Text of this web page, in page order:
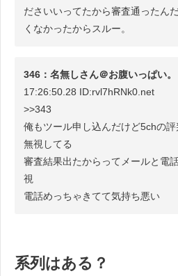
ださいいってたから審査通ったん
くなかったからスルー。
346：名無しさん＠お腹いっぱい
17:26:50.28 ID:rvl7hRNk0.net
>>343
俺もツール申し込んだけど5chの
無視してる
審査結果出たからってメールと電
視
電話めっちゃきてて気持ち悪い
系列はある？